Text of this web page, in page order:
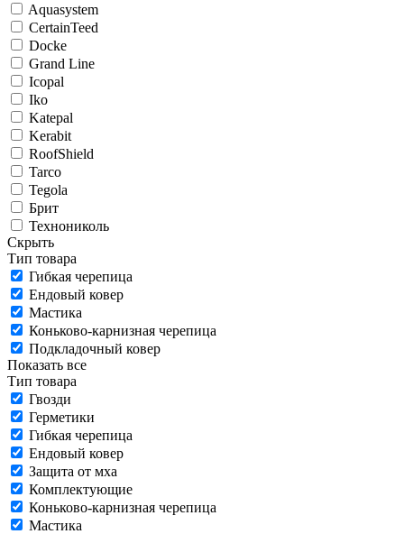
Aquasystem
CertainTeed
Docke
Grand Line
Icopal
Iko
Katepal
Kerabit
RoofShield
Tarco
Tegola
Брит
Технониколь
Скрыть
Тип товара
Гибкая черепица
Ендовый ковер
Мастика
Коньково-карнизная черепица
Подкладочный ковер
Показать все
Тип товара
Гвозди
Герметики
Гибкая черепица
Ендовый ковер
Защита от мха
Комплектующие
Коньково-карнизная черепица
Мастика